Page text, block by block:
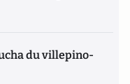
du villepino-